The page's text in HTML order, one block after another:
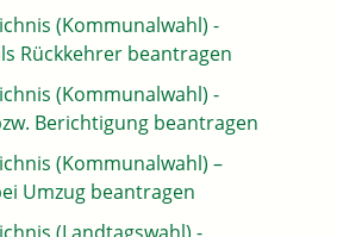
(Kommunalwahl) -
Rückkehrer beantragen
(Kommunalwahl) -
Berichtigung beantragen
(Kommunalwahl) –
Umzug beantragen